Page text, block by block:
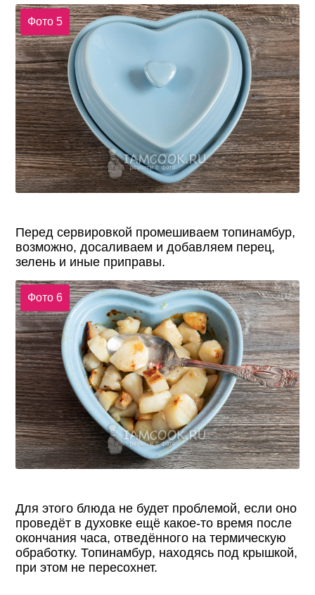
Фото 5
Перед сервировкой промешиваем топинамбур,
возможно, досаливаем и добавляем перец,
зелень и иные приправы.
Фото 6
Для этого блюда не будет проблемой, если оно
проведёт в духовке ещё какое-то время после
окончания часа, отведённого на термическую
обработку. Топинамбур, находясь под крышкой,
при этом не пересохнет.